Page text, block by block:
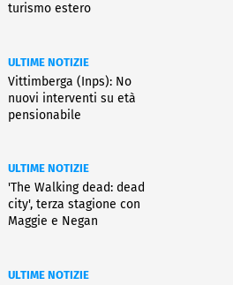
turismo estero
ULTIME NOTIZIE
Vittimberga (Inps): No
nuovi interventi su età
pensionabile
ULTIME NOTIZIE
'The Walking dead: dead
city', terza stagione con
Maggie e Negan
ULTIME NOTIZIE